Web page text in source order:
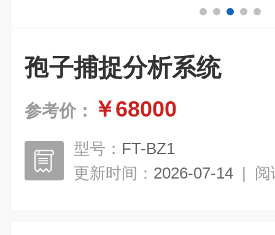
孢子捕捉分析系统
参考价： ￥68000
型号： FT-BZ1
更新时间： 2026-07-14 | 阅